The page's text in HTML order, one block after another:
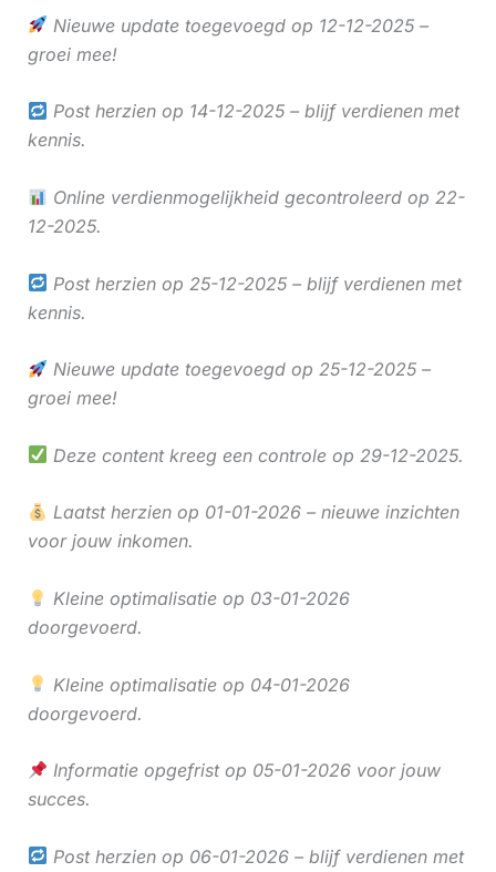
Nieuwe update toegevoegd op 12-12-2025 –
groei mee!
Post herzien op 14-12-2025 – blijf verdienen met
kennis.
Online verdienmogelijkheid gecontroleerd op 22-
12-2025.
Post herzien op 25-12-2025 – blijf verdienen met
kennis.
Nieuwe update toegevoegd op 25-12-2025 –
groei mee!
Deze content kreeg een controle op 29-12-2025.
Laatst herzien op 01-01-2026 – nieuwe inzichten
voor jouw inkomen.
Kleine optimalisatie op 03-01-2026
doorgevoerd.
Kleine optimalisatie op 04-01-2026
doorgevoerd.
Informatie opgefrist op 05-01-2026 voor jouw
succes.
Post herzien op 06-01-2026 – blijf verdienen met